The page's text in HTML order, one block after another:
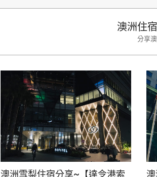
澳洲住
分享
澳洲雪梨住宿分享~【達令港索